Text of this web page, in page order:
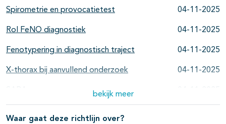
Spirometrie en provocatietest 04-11-2025
Rol FeNO diagnostiek 04-11-2025
Fenotypering in diagnostisch traject 04-11-2025
X-thorax bij aanvullend onderzoek 04-11-2025
bekijk meer
Waar gaat deze richtlijn over?